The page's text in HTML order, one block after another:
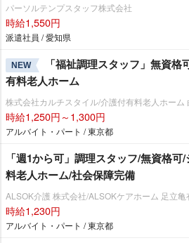
パーソルテンプスタッフ株式会社
時給1,550円
派遣社員 / 愛知県
NEW
「福祉調理スタッフ」無資
有料老人ホーム
株式会社カルチスタイル/介護付有料老人ホーム
時給1,250円～1,300円
アルバイト・パート / 東京都
「週1から可」調理スタッフ/無資格
料老人ホーム/社会保障完備
ALSOK介護 株式会社/ALSOKケアホーム 足立亀
時給1,230円
アルバイト・パート / 東京都